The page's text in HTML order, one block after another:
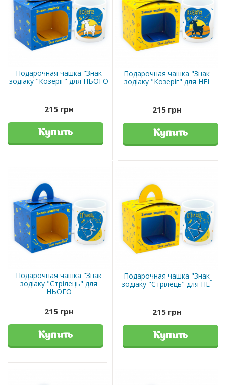
Подарочная чашка "Знак
зодіаку "Козеріг" для НЬОГО
215 грн
Купить
Подарочная чашка "Знак
зодіаку "Козеріг" для НЕЇ
215 грн
Купить
Подарочная чашка "Знак
зодіаку "Стрілець" для
НЬОГО
215 грн
Купить
Подарочная чашка "Знак
зодіаку "Стрілець" для НЕЇ
215 грн
Купить